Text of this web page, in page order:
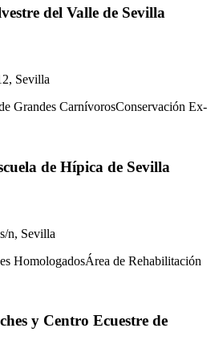
del Valle de Sevilla
Sevilla
Grandes CarnívorosConservación Ex-
de Hípica de Sevilla
n, Sevilla
HomologadosÁrea de Rehabilitación
y Centro Ecuestre de